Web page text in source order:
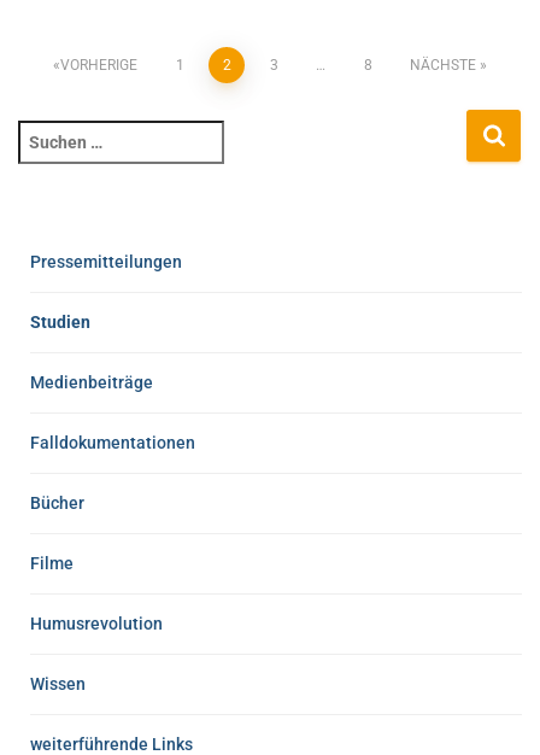
VORHERIGE 1 2 3 … 8 NÄCHSTE
Pressemitteilungen
Studien
Medienbeiträge
Falldokumentationen
Bücher
Filme
Humusrevolution
Wissen
weiterführende Links